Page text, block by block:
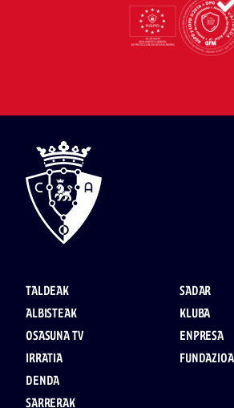
TALDEAK
ALBISTEAK
OSASUNA TV
IRRATIA
DENDA
SARRERAK
SADAR
KLUBA
ENPRESA
FUNDAZIOA